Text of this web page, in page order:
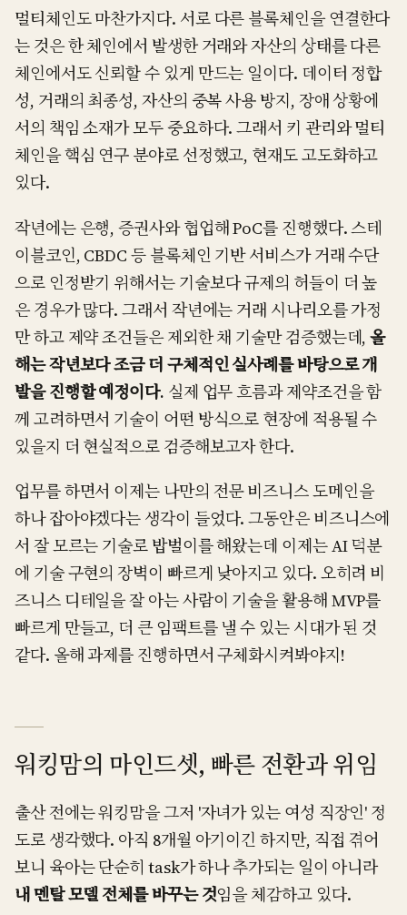
멀티체인도 마찬가지다. 서로 다른 블록체인을 연결한다
는 것은 한 체인에서 발생한 거래와 자산의 상태를 다른
체인에서도 신뢰할 수 있게 만드는 일이다. 데이터 정합
성, 거래의 최종성, 자산의 중복 사용 방지, 장애 상황에
서의 책임 소재가 모두 중요하다. 그래서 키 관리와 멀티
체인을 핵심 연구 분야로 선정했고, 현재도 고도화하고
있다.
작년에는 은행, 증권사와 협업해 PoC를 진행했다. 스테
이블코인, CBDC 등 블록체인 기반 서비스가 거래 수단
으로 인정받기 위해서는 기술보다 규제의 허들이 더 높
은 경우가 많다. 그래서 작년에는 거래 시나리오를 가정
만 하고 제약 조건들은 제외한 채 기술만 검증했는데,올
해는 작년보다 조금 더 구체적인 실사례를 바탕으로 개
발을 진행할 예정이다. 실제 업무 흐름과 제약조건을 함
께 고려하면서 기술이 어떤 방식으로 현장에 적용될 수
있을지 더 현실적으로 검증해보고자 한다.
업무를 하면서 이제는 나만의 전문 비즈니스 도메인을
하나 잡아야겠다는 생각이 들었다. 그동안은 비즈니스에
서 잘 모르는 기술로 밥벌이를 해왔는데 이제는 AI 덕분
에 기술 구현의 장벽이 빠르게 낮아지고 있다. 오히려 비
즈니스 디테일을 잘 아는 사람이 기술을 활용해 MVP를
빠르게 만들고, 더 큰 임팩트를 낼 수 있는 시대가 된 것
같다. 올해 과제를 진행하면서 구체화시켜봐야지!
워킹맘의 마인드셋, 빠른 전환과 위임
출산 전에는 워킹맘을 그저 '자녀가 있는 여성 직장인' 정
도로 생각했다. 아직 8개월 아기이긴 하지만, 직접 겪어
보니 육아는 단순히 task가 하나 추가되는 일이 아니라
내 멘탈 모델 전체를 바꾸는 것임을 체감하고 있다.